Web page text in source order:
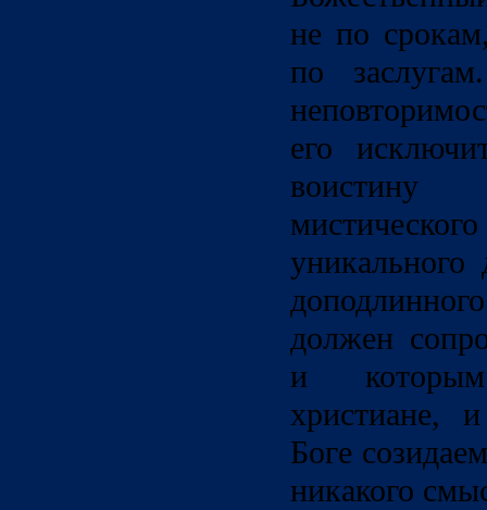
не по
по
его
воистину
уникального
должен
и
христиане,
Боге
никакого